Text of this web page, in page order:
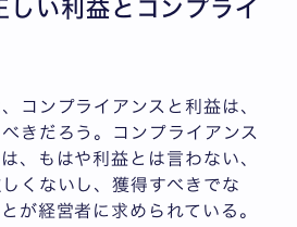
しい利益とコンプライ
コンプライアンスと利益は、
きだろう。コンプライアンス
、もはや利益とは言わない、
くないし、獲得すべきでな
が経営者に求められている。